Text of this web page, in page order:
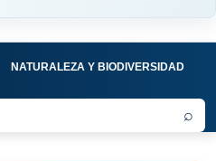
NATURALEZA Y BIODIVERSIDAD
⌕